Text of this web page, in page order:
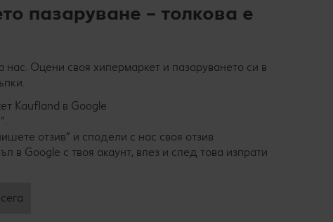
пазаруване – толкова е
нас. Оцени своя хипермаркет и пазаруването си в
Kaufland в Google
отзив“ и сподели с нас своя отзив
в Google с твоя акаунт, влез и след това изпрати